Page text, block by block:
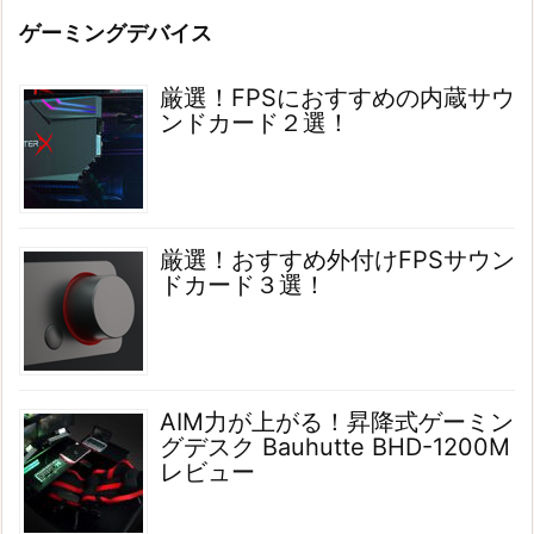
ゲーミングデバイス
厳選！FPSにおすすめの内蔵サウ
ンドカード２選！
厳選！おすすめ外付けFPSサウン
ドカード３選！
AIM力が上がる！昇降式ゲーミン
グデスク Bauhutte BHD-1200M
レビュー